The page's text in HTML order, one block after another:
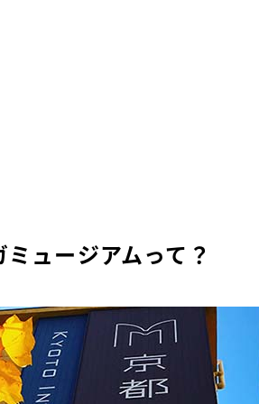
ュージアムって？